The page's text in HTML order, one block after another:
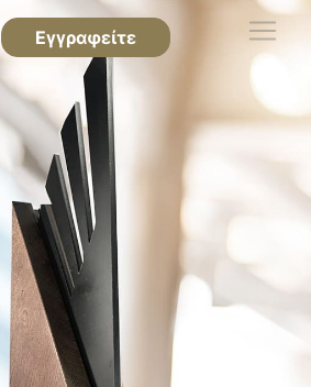
Εγγραφείτε